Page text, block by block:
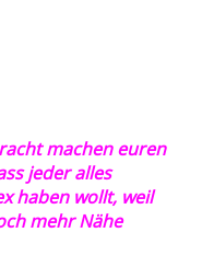
machen euren
jeder alles
haben wollt, weil
mehr Nähe